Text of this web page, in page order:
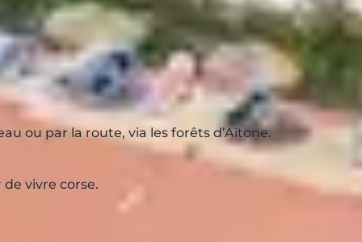
ou par la route, via les forêts d’Aïtone.
vivre corse.